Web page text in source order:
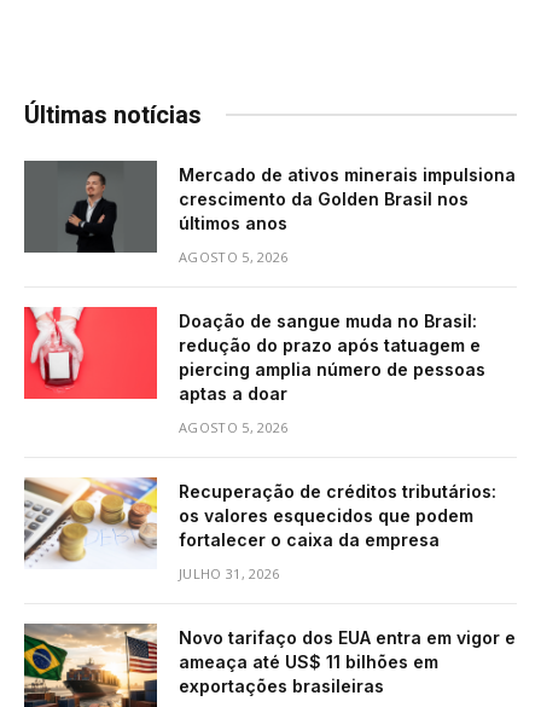
Últimas notícias
Mercado de ativos minerais impulsiona
crescimento da Golden Brasil nos
últimos anos
AGOSTO 5, 2026
Doação de sangue muda no Brasil:
redução do prazo após tatuagem e
piercing amplia número de pessoas
aptas a doar
AGOSTO 5, 2026
Recuperação de créditos tributários:
os valores esquecidos que podem
fortalecer o caixa da empresa
JULHO 31, 2026
Novo tarifaço dos EUA entra em vigor e
ameaça até US$ 11 bilhões em
exportações brasileiras